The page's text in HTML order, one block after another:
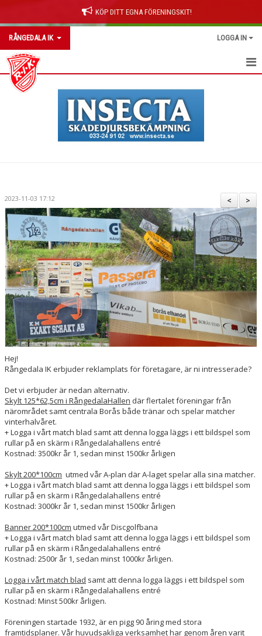
KÖP DITT EGNA FÖRENINGSKIT!
RÅNGEDALA IK LOGGA IN
RÅNGEDALA IK
BILDGALLERI
DOKUMENT
VÅRA LAG/TRÄNARE
MATCHER
STYRELSE
SPONSRING
>
<
2023-11-03 17:12
Hej!
Rångedala IK erbjuder reklamplats för företagare, är ni intresserade?
Det vi erbjuder är nedan alternativ.
Skylt 125*62,5cm i RångedalaHallen där flertalet föreningar från
närområdet samt centrala Borås både tränar och spelar matcher
vinterhalvåret.
+ Logga i vårt match blad samt att denna logga läggs i ett bildspel som
rullar på en skärm i Rångedalahallens entré
Kostnad: 3500kr år 1, sedan minst 1500kr årligen
Skylt 200*100cm utmed vår A-plan där A-laget spelar alla sina matcher.
+ Logga i vårt match blad samt att denna logga läggs i ett bildspel som
rullar på en skärm i Rångedalahallens entré
Kostnad: 3000kr år 1, sedan minst 1500kr årligen
Banner 200*100cm utmed vår Discgolfbana
+ Logga i vårt match blad samt att denna logga läggs i ett bildspel som
rullar på en skärm i Rångedalahallens entré
Kostnad: 2500r år 1, sedan minst 1000kr årligen.
Logga i vårt match blad samt att denna logga läggs i ett bildspel som
rullar på en skärm i Rångedalahallens entré
Kostnad: Minst 500kr årligen.
Föreningen startade 1932, är en pigg 90 åring med stora
framtidsplaner. Vår huvudsakliga verksamhet har genom åren varit